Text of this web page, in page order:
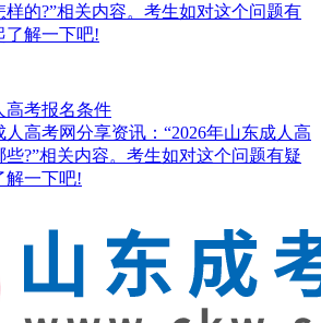
的?”相关内容。考生如对这个问题有
了解一下吧!
高考报名条件
人高考网分享资讯：“2026年山东成人高
?”相关内容。考生如对这个问题有疑
解一下吧!